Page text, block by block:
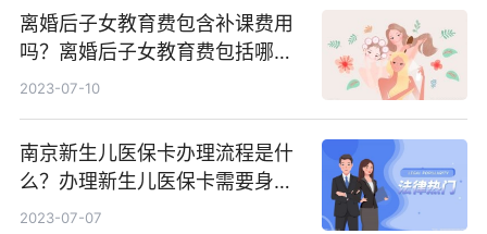
离婚后子女教育费包含补课费用
吗？离婚后子女教育费包括哪
些？
2023-07-10
南京新生儿医保卡办理流程是什
么？办理新生儿医保卡需要身份
证吗？ 全球微动态
2023-07-07